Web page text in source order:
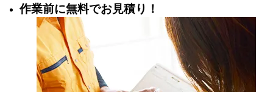
作業前に無料でお見積り！